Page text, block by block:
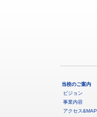
当校のご案内
ビジョン
事業内容
アクセス&MAP